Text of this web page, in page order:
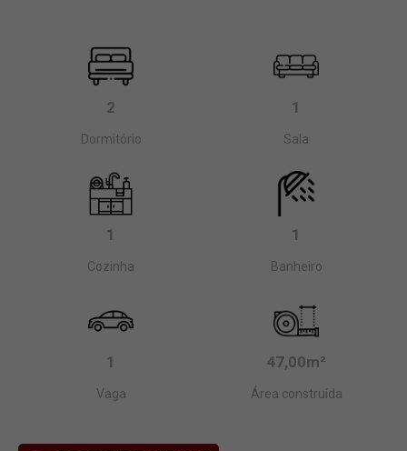
2
Dormitório
1
Sala
1
Cozinha
1
Banheiro
1
Vaga
47,00m²
Área construída